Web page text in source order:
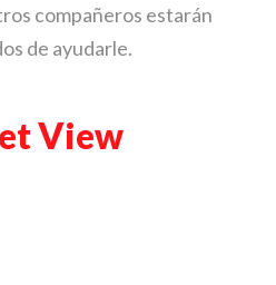
compañeros estarán
de ayudarle.
View